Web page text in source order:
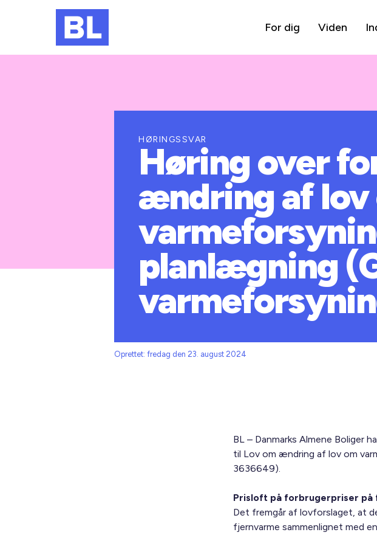
For dig Viden
HØRINGSSVAR
Høring over
ændring af lov
planlægning
Oprettet: fredag den 23. august 2024
BL – Danmarks Almene Boliger
til Lov om ændring af lov om
3636649).
Prisloft på forbrugerpriser på
Det fremgår af lovforslaget, at
fjernvarme sammenlignet med